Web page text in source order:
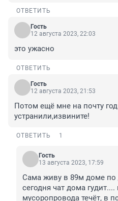
ОТВЕТИТЬ
Гость
12 августа 2023, 22:03
это ужасно
ОТВЕТИТЬ
Гость
12 августа 2023, 21:53
Потом ещё мне на почту
устранили,извините!
ОТВЕТИТЬ 1
Гость
13 августа 2023, 17:59
Сама живу в 89м доме по
сегодня чат дома
мусоропровода течёт, в